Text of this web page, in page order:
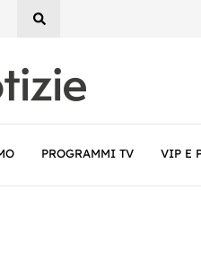
PROGRAMMI TV VIP E